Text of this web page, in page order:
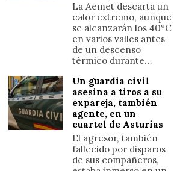
Política de cookies (UE)
Términos y condiciones
Llámanos
+34633110958
+34633110958
La Aemet descarta un
calor extremo, aunque
se alcanzarán los 40ºC
en varios valles antes
de un descenso
térmico durante…
Un guardia civil
asesina a tiros a su
expareja, también
agente, en un
cuartel de Asturias
El agresor, también
fallecido por disparos
de sus compañeros,